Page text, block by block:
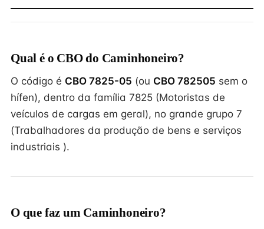
Qual é o CBO do Caminhoneiro?
O código é CBO 7825-05 (ou CBO 782505 sem o
hífen), dentro da família 7825 (Motoristas de
veículos de cargas em geral), no grande grupo 7
(Trabalhadores da produção de bens e serviços
industriais ).
O que faz um Caminhoneiro?